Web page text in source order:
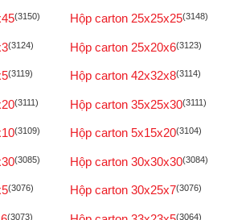
(3150) Hộp carton 25x25x25(3148)
(3124) Hộp carton 25x20x6(3123)
(3119) Hộp carton 42x32x8(3114)
(3111) Hộp carton 35x25x30(3111)
(3109) Hộp carton 5x15x20(3104)
(3085) Hộp carton 30x30x30(3084)
(3076) Hộp carton 30x25x7(3076)
(3073) (3064)